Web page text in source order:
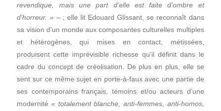
revendique, mais une part d’elle est faite d’ombre et
d’horreur. » – ; elle lit Edouard Glissant, se reconnaît dans
sa vision d’un monde aux composantes culturelles multiples
et hétérogènes, qui mises en contact, métissées,
produisent cette imprévisible richesse qu’il définit dans le
cadre du concept de créolisation. De plus en plus, elle se
sent sur ce même sujet en porte-à-faux avec une partie de
ses contemporains français, témoins et/ou acteurs d’une
modernité« totalement blanche, anti-femmes, anti-homos,